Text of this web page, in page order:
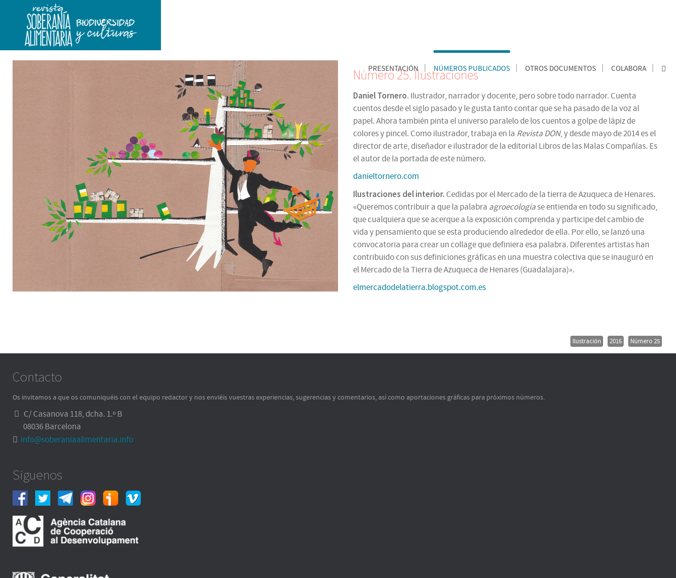
PRESENTACIÓN NÚMEROS PUBLICADOS OTROS DOCUMENTOS COLABORA
Número 25. Ilustraciones
Daniel Tornero. Ilustrador, narrador y docente, pero sobre todo narrador. Cuenta
cuentos desde el siglo pasado y le gusta tanto contar que se ha pasado de la voz al
papel. Ahora también pinta el universo paralelo de los cuentos a golpe de lápiz de
colores y pincel. Como ilustrador, trabaja en la Revista DON, y desde mayo de 2014 es el
director de arte, diseñador e ilustrador de la editorial Libros de las Malas Compañías. Es
el autor de la portada de este número.
danieltornero.com
Ilustraciones del interior. Cedidas por el Mercado de la tierra de Azuqueca de Henares.
«Queremos contribuir a que la palabra agroecologíase entienda en todo su significado,
que cualquiera que se acerque a la exposición comprenda y participe del cambio de
vida y pensamiento que se esta produciendo alrededor de ella. Por ello, se lanzó una
convocatoria para crear un collage que definiera esa palabra. Diferentes artistas han
contribuido con sus definiciones gráficas en una muestra colectiva que se inauguró en
el Mercado de la Tierra de Azuqueca de Henares (Guadalajara)».
elmercadodelatierra.blogspot.com.es
Ilustración 2016 Número 25
Contacto
Os invitamos a que os comuniquéis con el equipo redactor y nos enviéis vuestras experiencias, sugerencias y comentarios, así como aportaciones gráficas para próximos números.
C/ Casanova 118, dcha. 1.º B
08036 Barcelona
info@soberaniaalimentaria.info
Síguenos